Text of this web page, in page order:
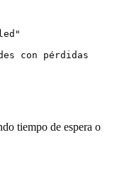
con pérdidas
tiempo de espera o